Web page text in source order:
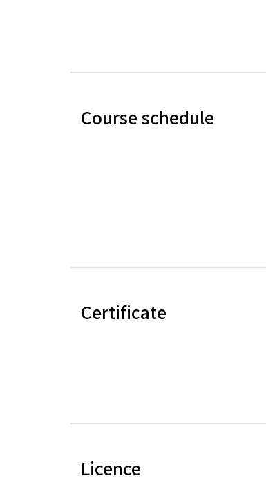
Course schedule
Certificate
Licence